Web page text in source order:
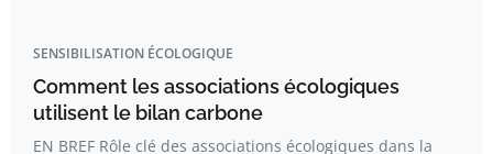
SENSIBILISATION ÉCOLOGIQUE
Comment les associations écologiques
utilisent le bilan carbone
EN BREF Rôle clé des associations écologiques dans la